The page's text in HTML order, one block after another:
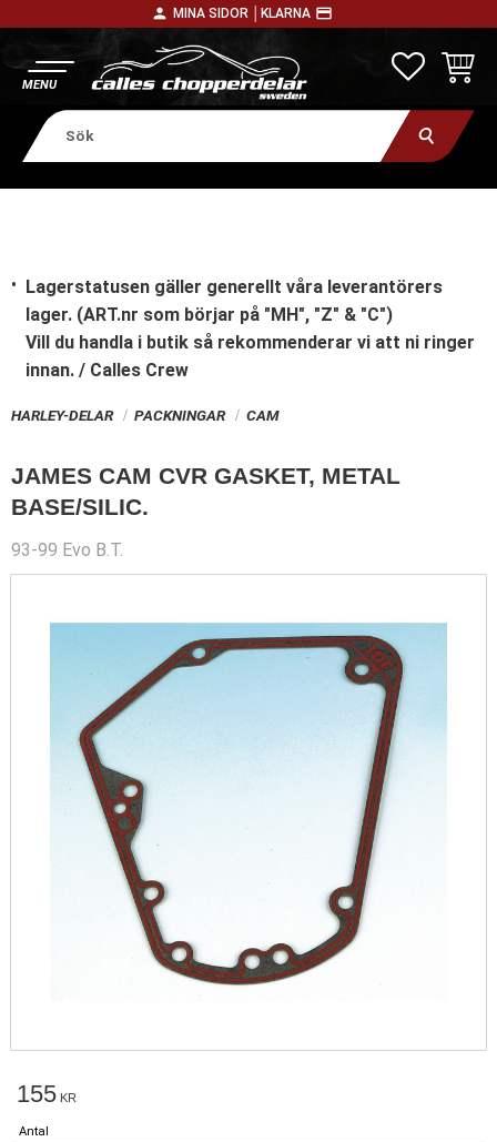
person MINA SIDOR │ KLARNA payment
Lagerstatusen gäller generellt våra leverantörers
lager. (ART.nr som börjar på "MH", "Z" & "C")
Vill du handla i butik så rekommenderar vi att ni ringer
innan. / Calles Crew
HARLEY-DELAR PACKNINGAR CAM
JAMES CAM CVR GASKET, METAL
BASE/SILIC.
93-99 Evo B.T.
155 KR
Antal